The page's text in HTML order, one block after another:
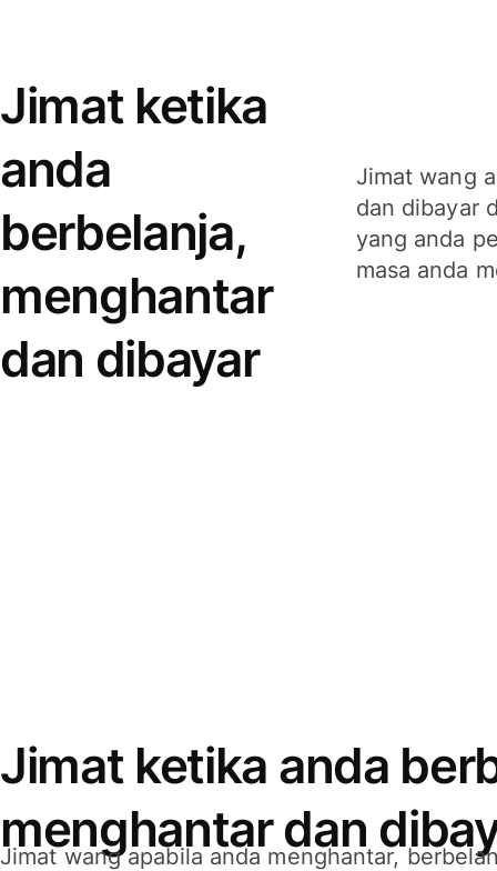
Jimat ketika
anda
berbelanja,
menghantar
dan dibayar
Jimat wang
dan dibayar
yang anda
masa anda
Jimat ketika anda
menghantar dan
Jimat wang apabila anda menghantar,